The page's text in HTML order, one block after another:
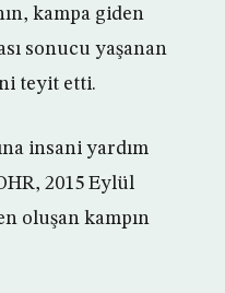
kampa giden
sonucu yaşanan
teyit etti.
insani yardım
2015 Eylül
oluşan kampın